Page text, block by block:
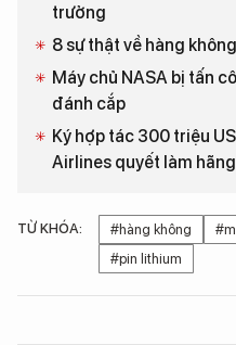
trưởng
8 sự thật về hàng
Máy chủ NASA bị tấn
đánh cắp
Ký hợp tác 300 triệu
Airlines quyết làm
TỪ KHÓA: #hàng không
#pin lithium